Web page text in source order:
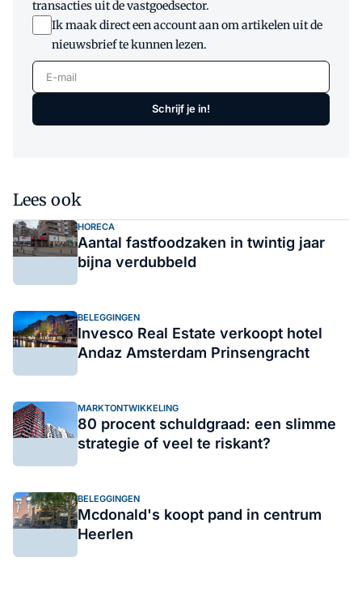
transacties uit de vastgoedsector.
Ik maak direct een account aan om artikelen uit de
nieuwsbrief te kunnen lezen.
E-mail
Schrijf je in!
Lees ook
HORECA
Aantal fastfoodzaken in twintig jaar
bijna verdubbeld
BELEGGINGEN
Invesco Real Estate verkoopt hotel
Andaz Amsterdam Prinsengracht
MARKTONTWIKKELING
80 procent schuldgraad: een slimme
strategie of veel te riskant?
BELEGGINGEN
Mcdonald's koopt pand in centrum
Heerlen